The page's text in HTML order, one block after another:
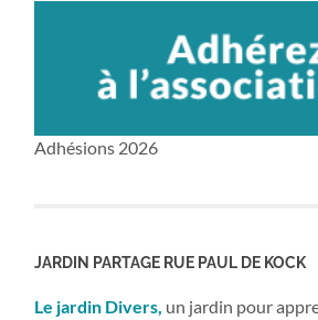
Adhésions 2026
JARDIN PARTAGE RUE PAUL DE KOCK
Le jardin Divers, un jardin pour